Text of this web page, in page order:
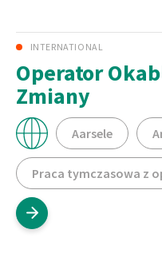
INTERNATIONAL
Operator
Zmiany
Aarsele
Praca tymczasowa z